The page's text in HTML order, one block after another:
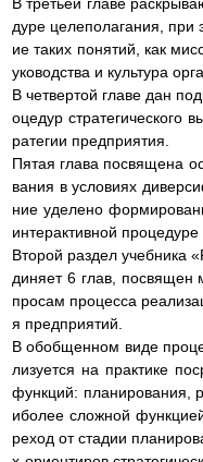
дуре целеполагания,
ие таких понятий, как
уководства и культура
В четвертой главе дан
оцедур стратегического
ратегии предприятия.
Пятая глава посвящена
вания в условиях
ние уделено
интерактивной
Второй раздел учебника
диняет 6 глав, посвящен
просам процесса
я предприятий.
В обобщенном виде
лизуется на практике
функций: планирования,
иболее сложной
реход от стадии